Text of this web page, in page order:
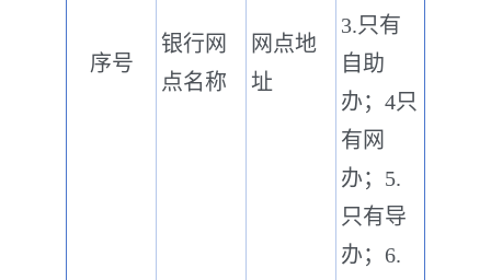
序号
银行网
点名称
网点地
址
3.只有
自助
办；4只
有网
办；5.
只有导
办；6.